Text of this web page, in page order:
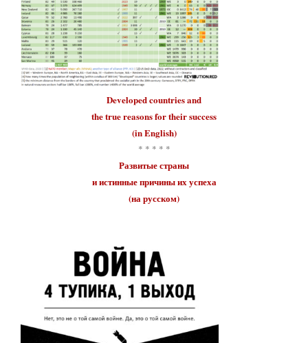
Developed countriesand
the true reasons for theirsuccess
(in English)
* * * * *
Развитые страны
и истинные причины ихуспеха
(на русском)